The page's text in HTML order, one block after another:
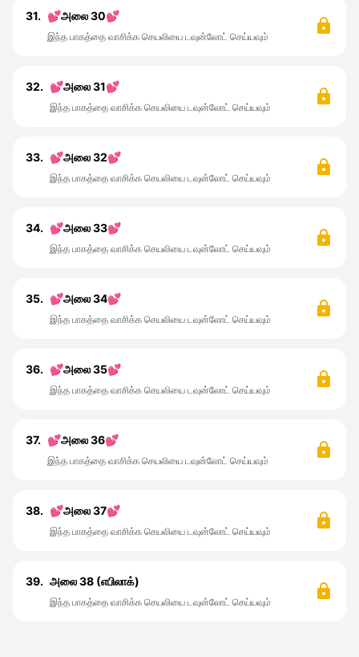
31. 💕அலை 30💕
இந்த பாகத்தை வாசிக்க செயலியை டவுன்லோட் செய்யவும்
32. 💕அலை 31💕
இந்த பாகத்தை வாசிக்க செயலியை டவுன்லோட் செய்யவும்
33. 💕அலை 32💕
இந்த பாகத்தை வாசிக்க செயலியை டவுன்லோட் செய்யவும்
34. 💕அலை 33💕
இந்த பாகத்தை வாசிக்க செயலியை டவுன்லோட் செய்யவும்
35. 💕அலை 34💕
இந்த பாகத்தை வாசிக்க செயலியை டவுன்லோட் செய்யவும்
36. 💕அலை 35💕
இந்த பாகத்தை வாசிக்க செயலியை டவுன்லோட் செய்யவும்
37. 💕அலை 36💕
இந்த பாகத்தை வாசிக்க செயலியை டவுன்லோட் செய்யவும்
38. 💕அலை 37💕
இந்த பாகத்தை வாசிக்க செயலியை டவுன்லோட் செய்யவும்
39. அலை 38 (எபிலாக்)
இந்த பாகத்தை வாசிக்க செயலியை டவுன்லோட் செய்யவும்